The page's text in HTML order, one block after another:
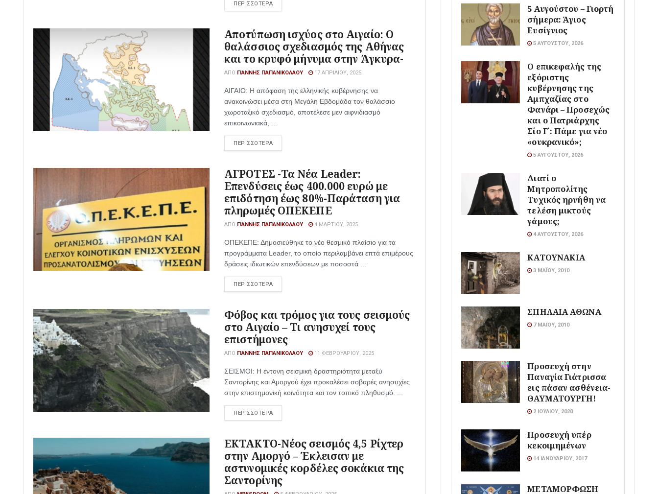
ΠΕΡΙΣΣΟΤΕΡΑ
Αποτύπωση ισχύος στο Αιγαίο: Ο
θαλάσσιος σχεδιασμός της Αθήνας
και το κρυφό μήνυμα στην Άγκυρα-
ΑΠΌ ΓΙΆΝΝΗΣ ΠΑΠΑΝΙΚΟΛΆΟΥ 17 ΑΠΡΙΛΊΟΥ, 2025
ΑΙΓΑΙΟ: Η απόφαση της ελληνικής κυβέρνησης να
ανακοινώσει μέσα στη Μεγάλη Εβδομάδα τον θαλάσσιο
χωροταξικό σχεδιασμό, αποτέλεσε μεν αιφνιδιασμό
επικοινωνιακά, ...
ΠΕΡΙΣΣΟΤΕΡΑ
ΑΓΡΟΤΕΣ -Τα Νέα Leader:
Επενδύσεις έως 400.000 ευρώ με
επιδότηση έως 80%-Παράταση για
πληρωμές ΟΠΕΚΕΠΕ
ΑΠΌ ΓΙΆΝΝΗΣ ΠΑΠΑΝΙΚΟΛΆΟΥ 4 ΜΑΡΤΊΟΥ, 2025
ΟΠΕΚΕΠΕ: Δημοσιεύθηκε το νέο θεσμικό πλαίσιο για τα
προγράμματα Leader, το οποίο περιλαμβάνει επτά επιμέρους
δράσεις ιδιωτικών επενδύσεων με ποσοστά ...
ΠΕΡΙΣΣΟΤΕΡΑ
Φόβος και τρόμος για τους σεισμούς
στο Αιγαίο – Τι ανησυχεί τους
επιστήμονες
ΑΠΌ ΓΙΆΝΝΗΣ ΠΑΠΑΝΙΚΟΛΆΟΥ 11 ΦΕΒΡΟΥΑΡΊΟΥ, 2025
ΣΕΙΣΜΟΙ: Η έντονη σεισμική δραστηριότητα μεταξύ
Σαντορίνης και Αμοργού έχει προκαλέσει σοβαρές ανησυχίες
στην επιστημονική κοινότητα και τον τοπικό πληθυσμό. ...
ΠΕΡΙΣΣΟΤΕΡΑ
ΕΚΤΑΚΤΟ-Νέος σεισμός 4,5 Ρίχτερ
στην Αμοργό – Έκλεισαν με
αστυνομικές κορδέλες σοκάκια της
Σαντορίνης
5 Αυγούστου – Γιορτή
σήμερα: Άγιος
Ευσίγνιος
5 ΑΥΓΟΎΣΤΟΥ, 2026
Ο επικεφαλής της
εξόριστης
κυβέρνησης της
Αμπχαζίας στο
Φανάρι – Προσεχώς
και ο Πατριάρχης
Σίο Γ΄: Πάμε για νέο
«ουκρανικό»;
5 ΑΥΓΟΎΣΤΟΥ, 2026
Διατί ο
Μητροπολίτης
Τυχικός ηρνήθη να
τελέση μικτούς
γάμους;
4 ΑΥΓΟΎΣΤΟΥ, 2026
ΚΑΤΟΥΝΑΚΙΑ
3 ΜΑΪ́ΟΥ, 2010
ΣΠΗΛΑΙΑ ΑΘΩΝΑ
7 ΜΑΪ́ΟΥ, 2010
Προσευχή στην
Παναγία Γιάτρισσα
εις πάσαν ασθένεια-
ΘΑΥΜΑΤΟΥΡΓΗ!
2 ΙΟΥΛΊΟΥ, 2020
Προσευχή υπέρ
κεκοιμημένων
14 ΙΑΝΟΥΑΡΊΟΥ, 2017
ΜΕΤΑΜΟΡΦΩΣΗ